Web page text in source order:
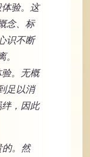
验。这
念、标
识不断
。无概
足以消
绊，因此
的。然